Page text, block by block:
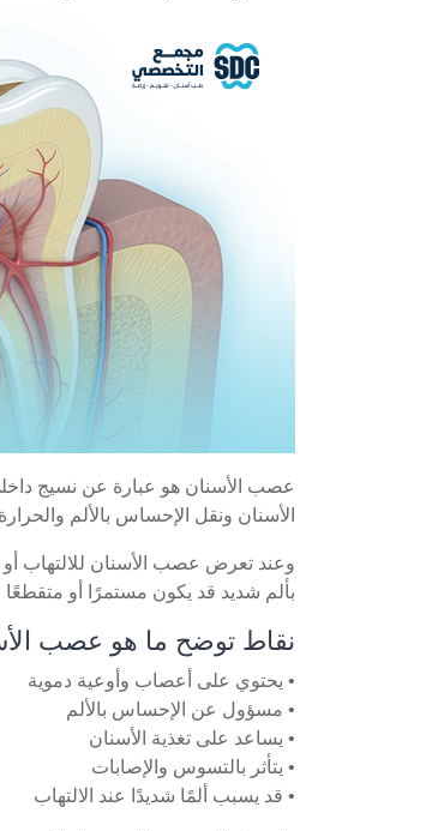
عصب الأسنان هو عبارة عن نسيج
الأسنان ونقل الإحساس بالألم
وعند تعرض عصب الأسنان للالتهاب أو
بألم شديد قد يكون مستمرًا أو
نقاط توضح ما هو عصب
• يحتوي على أعصاب وأوعية دموية
• مسؤول عن الإحساس بالألم
• يساعد على تغذية الأسنان
• يتأثر بالتسوس والإصابات
• قد يسبب ألمًا شديدًا عند الالتهاب